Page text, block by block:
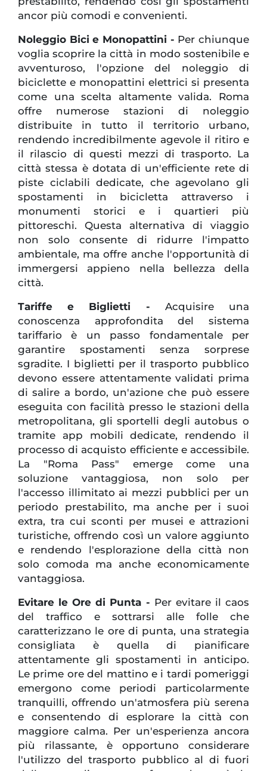
ancor più comodi e convenienti.
Noleggio Bici e Monopattini - Per chiunque
voglia scoprire la città in modo sostenibile e
avventuroso, l'opzione del noleggio di
biciclette e monopattini elettrici si presenta
come una scelta altamente valida. Roma
offre numerose stazioni di noleggio
distribuite in tutto il territorio urbano,
rendendo incredibilmente agevole il ritiro e
il rilascio di questi mezzi di trasporto. La
città stessa è dotata di un'efficiente rete di
piste ciclabili dedicate, che agevolano gli
spostamenti in bicicletta attraverso i
monumenti storici e i quartieri più
pittoreschi. Questa alternativa di viaggio
non solo consente di ridurre l'impatto
ambientale, ma offre anche l'opportunità di
immergersi appieno nella bellezza della
città.
Tariffe e Biglietti - Acquisire una
conoscenza approfondita del sistema
tariffario è un passo fondamentale per
garantire spostamenti senza sorprese
sgradite. I biglietti per il trasporto pubblico
devono essere attentamente validati prima
di salire a bordo, un'azione che può essere
eseguita con facilità presso le stazioni della
metropolitana, gli sportelli degli autobus o
tramite app mobili dedicate, rendendo il
processo di acquisto efficiente e accessibile.
La "Roma Pass" emerge come una
soluzione vantaggiosa, non solo per
l'accesso illimitato ai mezzi pubblici per un
periodo prestabilito, ma anche per i suoi
extra, tra cui sconti per musei e attrazioni
turistiche, offrendo così un valore aggiunto
e rendendo l'esplorazione della città non
solo comoda ma anche economicamente
vantaggiosa.
Evitare le Ore di Punta - Per evitare il caos
del traffico e sottrarsi alle folle che
caratterizzano le ore di punta, una strategia
consigliata è quella di pianificare
attentamente gli spostamenti in anticipo.
Le prime ore del mattino e i tardi pomeriggi
emergono come periodi particolarmente
tranquilli, offrendo un'atmosfera più serena
e consentendo di esplorare la città con
maggiore calma. Per un'esperienza ancora
più rilassante, è opportuno considerare
l'utilizzo del trasporto pubblico al di fuori